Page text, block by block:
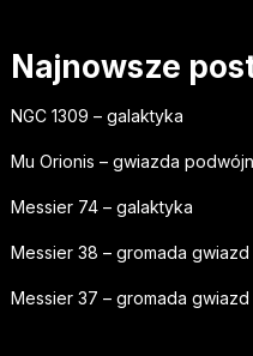
Najnowsze
NGC 1309 – galaktyka
Mu Orionis – gwiazda
Messier 74 – galaktyka
Messier 38 – gromada gwiazd
Messier 37 – gromada gwiazd